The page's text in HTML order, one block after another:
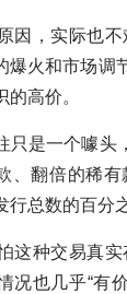
因，实际也
爆火和市场调
高价。
只是一个噱头
、翻倍的稀
行总数的百分
这种交易真
况也几乎“有